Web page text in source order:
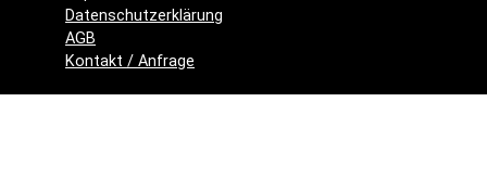
Datenschutzerklärung
AGB
Kontakt / Anfrage